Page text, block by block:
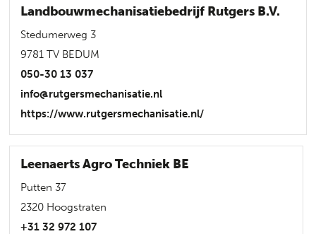
Landbouwmechanisatiebedrijf Rutgers B.V.
Stedumerweg 3
9781 TV BEDUM
050-30 13 037
info@rutgersmechanisatie.nl
https://www.rutgersmechanisatie.nl/
Leenaerts Agro Techniek BE
Putten 37
2320 Hoogstraten
+31 32 972 107